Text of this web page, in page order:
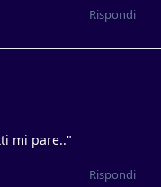
Rispondi
mi pare.."
Rispondi